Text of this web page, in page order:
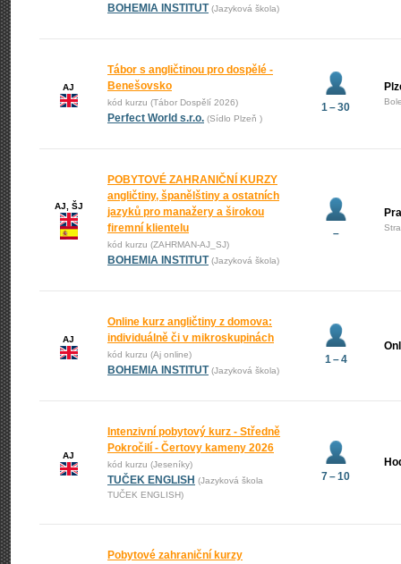
BOHEMIA INSTITUT (Jazyková škola)
AJ
Tábor s angličtinou pro dospělé -
Benešovsko
kód kurzu (Tábor Dospělí 2026)
Perfect World s.r.o. (Sídlo Plzeň )
1 – 30
AJ, ŠJ
POBYTOVÉ ZAHRANIČNÍ KURZY
angličtiny, španělštiny a ostatních
jazyků pro manažery a širokou
firemní klientelu
kód kurzu (ZAHRMAN-AJ_SJ)
BOHEMIA INSTITUT (Jazyková škola)
–
AJ
Online kurz angličtiny z domova:
individuálně či v mikroskupinách
kód kurzu (Aj online)
BOHEMIA INSTITUT (Jazyková škola)
1 – 4
AJ
Intenzivní pobytový kurz - Středně
Pokročilí - Čertovy kameny 2026
kód kurzu (Jeseníky)
TUČEK ENGLISH (Jazyková škola
TUČEK ENGLISH)
7 – 10
Pobytové zahraniční kurzy